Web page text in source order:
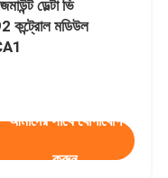
ডেল্টা ভি
মডিউল
আমাদের সাথে যোগাযোগ
করুন